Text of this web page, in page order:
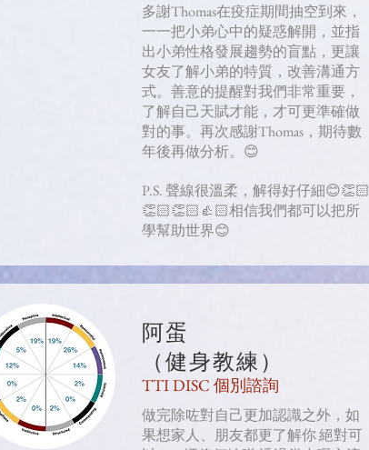
多謝Thomas在疫症期間抽空到來，
一一把小弟心中的疑惑解開，並指
出小弟性格發展趨勢的盲點，更讓
女友了解小弟的特質，改善溝通方
式。善意的提醒對我們非常重要，
了解自己天賦才能，才可更準確做
對的事。再次感謝Thomas，期待數
年後再做分析。😊
P.S. 聲線很溫柔，解得好仔細😊👏🏻
👏🏻👏🏻👍🏻相信我們都可以把所
學幫助世界😊
TTI DISC 個別諮詢
阿蛋
（健身教練）
做完除咗對自己更加認識之外，如
果想家人、朋友都更了解你 絕對可